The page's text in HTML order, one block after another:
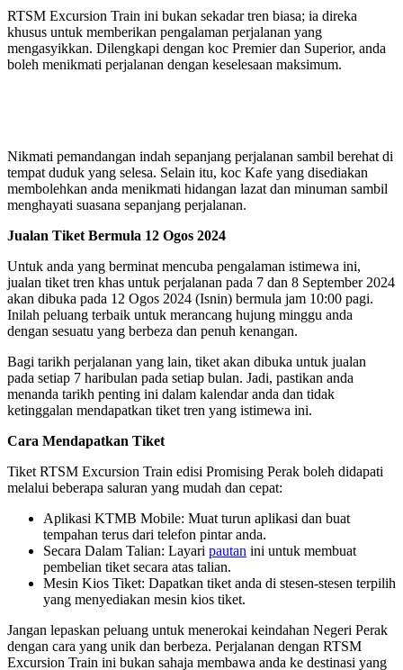
RTSM Excursion Train ini bukan sekadar tren biasa; ia direka
khusus untuk memberikan pengalaman perjalanan yang
mengasyikkan. Dilengkapi dengan koc Premier dan Superior, anda
boleh menikmati perjalanan dengan keselesaan maksimum.
Nikmati pemandangan indah sepanjang perjalanan sambil berehat di
tempat duduk yang selesa. Selain itu, koc Kafe yang disediakan
membolehkan anda menikmati hidangan lazat dan minuman sambil
menghayati suasana sepanjang perjalanan.
Jualan Tiket Bermula 12 Ogos 2024
Untuk anda yang berminat mencuba pengalaman istimewa ini,
jualan tiket tren khas untuk perjalanan pada 7 dan 8 September 2024
akan dibuka pada 12 Ogos 2024 (Isnin) bermula jam 10:00 pagi.
Inilah peluang terbaik untuk merancang hujung minggu anda
dengan sesuatu yang berbeza dan penuh kenangan.
Bagi tarikh perjalanan yang lain, tiket akan dibuka untuk jualan
pada setiap 7 haribulan pada setiap bulan. Jadi, pastikan anda
menanda tarikh penting ini dalam kalendar anda dan tidak
ketinggalan mendapatkan tiket tren yang istimewa ini.
Cara Mendapatkan Tiket
Tiket RTSM Excursion Train edisi Promising Perak boleh didapati
melalui beberapa saluran yang mudah dan cepat:
Aplikasi KTMB Mobile: Muat turun aplikasi dan buat
tempahan terus dari telefon pintar anda.
Secara Dalam Talian: Layari pautan ini untuk membuat
pembelian tiket secara atas talian.
Mesin Kios Tiket: Dapatkan tiket anda di stesen-stesen terpilih
yang menyediakan mesin kios tiket.
Jangan lepaskan peluang untuk menerokai keindahan Negeri Perak
dengan cara yang unik dan berbeza. Perjalanan dengan RTSM
Excursion Train ini bukan sahaja membawa anda ke destinasi yang